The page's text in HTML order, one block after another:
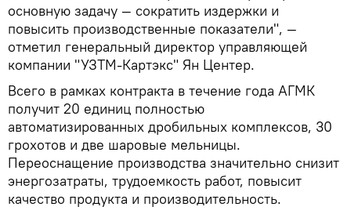
основную задачу — сократить издержки и
повысить производственные показатели", —
отметил генеральный директор управляющей
компании "УЗТМ-Картэкс" Ян Центер.
Всего в рамках контракта в течение года АГМК
получит 20 единиц полностью
автоматизированных дробильных комплексов, 30
грохотов и две шаровые мельницы.
Переоснащение производства значительно снизит
энергозатраты, трудоемкость работ, повысит
качество продукта и производительность.